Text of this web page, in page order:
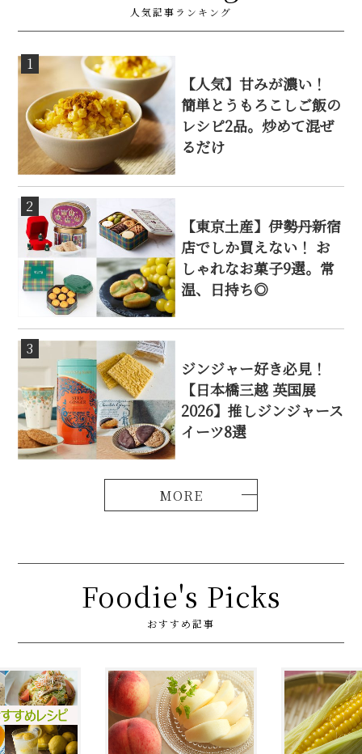
人気記事ランキング
1
【人気】甘みが濃い！
簡単とうもろこしご飯の
レシピ2品。炒めて混ぜ
るだけ
2
【東京土産】伊勢丹新宿
店でしか買えない！ お
しゃれなお菓子9選。常
温、日持ち◎
3
ジンジャー好き必見！
【日本橋三越 英国展
2026】推しジンジャース
イーツ8選
Foodie's Picks
おすすめ記事